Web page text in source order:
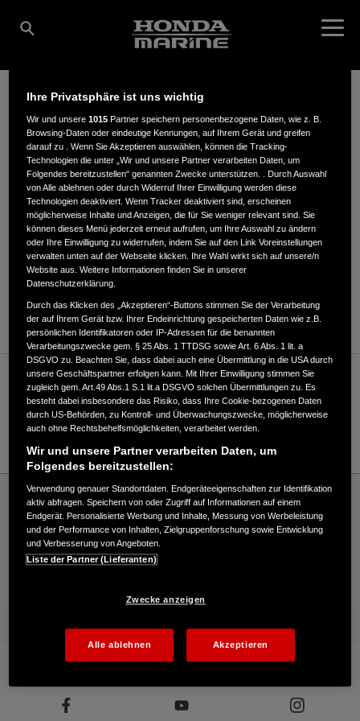
SCHROETELER GMBH
AM GÜTERBAHNHOF 8A,66128,Saarbrücken
ANFAHRTSBESCHREIBUNG ANFORDERN
WEBSITE
Verkauf / Kundendienst
0681/70191
Honda
Marine
SCHROETELER GMBH - Marine – Honda - HONDA Deutschland Offizielle Website |
The Power of Dreams
Folgen Sie uns auf
Ihre Privatsphäre ist uns wichtig
Wir und unsere1015 Partner speichern personenbezogene Daten, wie z. B.
Browsing-Daten oder eindeutige Kennungen, auf Ihrem Gerät und greifen
darauf zu . Wenn Sie Akzeptieren auswählen, können die Tracking-
Technologien die unter „Wir und unsere Partner verarbeiten Daten, um
Folgendes bereitzustellen“ genannten Zwecke unterstützen. . Durch Auswahl
von Alle ablehnen oder durch Widerruf Ihrer Einwilligung werden diese
Technologien deaktiviert. Wenn Tracker deaktiviert sind, erscheinen
möglicherweise Inhalte und Anzeigen, die für Sie weniger relevant sind. Sie
können dieses Menü jederzeit erneut aufrufen, um Ihre Auswahl zu ändern
oder Ihre Einwilligung zu widerrufen, indem Sie auf den Link Voreinstellungen
verwalten unten auf der Webseite klicken. Ihre Wahl wirkt sich auf unsere/n
Website aus. Weitere Informationen finden Sie in unserer
Datenschutzerklärung.
Durch das Klicken des „Akzeptieren“-Buttons stimmen Sie der Verarbeitung
der auf Ihrem Gerät bzw. Ihrer Endeinrichtung gespeicherten Daten wie z.B.
persönlichen Identifikatoren oder IP-Adressen für die benannten
Verarbeitungszwecke gem. § 25 Abs. 1 TTDSG sowie Art. 6 Abs. 1 lit. a
DSGVO zu. Beachten Sie, dass dabei auch eine Übermittlung in die USA durch
unsere Geschäftspartner erfolgen kann. Mit Ihrer Einwilligung stimmen Sie
zugleich gem. Art.49 Abs.1 S.1 lit.a DSGVO solchen Übermittlungen zu. Es
besteht dabei insbesondere das Risiko, dass Ihre Cookie-bezogenen Daten
durch US-Behörden, zu Kontroll- und Überwachungszwecke, möglicherweise
auch ohne Rechtsbehelfsmöglichkeiten, verarbeitet werden.
Wir und unsere Partner verarbeiten Daten, um
Folgendes bereitzustellen:
Verwendung genauer Standortdaten. Endgeräteeigenschaften zur Identifikation
aktiv abfragen. Speichern von oder Zugriff auf Informationen auf einem
Endgerät. Personalisierte Werbung und Inhalte, Messung von Werbeleistung
und der Performance von Inhalten, Zielgruppenforschung sowie Entwicklung
und Verbesserung von Angeboten.
Liste der Partner (Lieferanten)
Zwecke anzeigen
Alle ablehnen Akzeptieren